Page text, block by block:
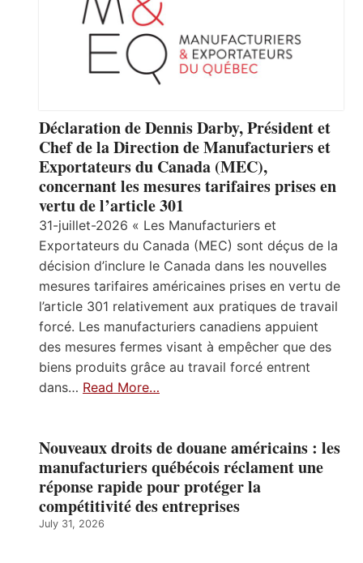
Déclaration de Dennis Darby, Président et
Chef de la Direction de Manufacturiers et
Exportateurs du Canada (MEC),
concernant les mesures tarifaires prises en
vertu de l’article 301
31-juillet-2026 « Les Manufacturiers et
Exportateurs du Canada (MEC) sont déçus de la
décision d’inclure le Canada dans les nouvelles
mesures tarifaires américaines prises en vertu de
l’article 301 relativement aux pratiques de travail
forcé. Les manufacturiers canadiens appuient
des mesures fermes visant à empêcher que des
biens produits grâce au travail forcé entrent
dans… Read More…
Nouveaux droits de douane américains : les
manufacturiers québécois réclament une
réponse rapide pour protéger la
compétitivité des entreprises
July 31, 2026